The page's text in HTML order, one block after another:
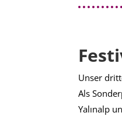
Unser
Als
Yalınalp